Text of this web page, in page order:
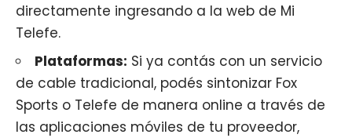
directamente ingresando a la web de Mi
Telefe.
Plataformas: Si ya contás con un servicio
de cable tradicional, podés sintonizar Fox
Sports o Telefe de manera online a través de
las aplicaciones móviles de tu proveedor,